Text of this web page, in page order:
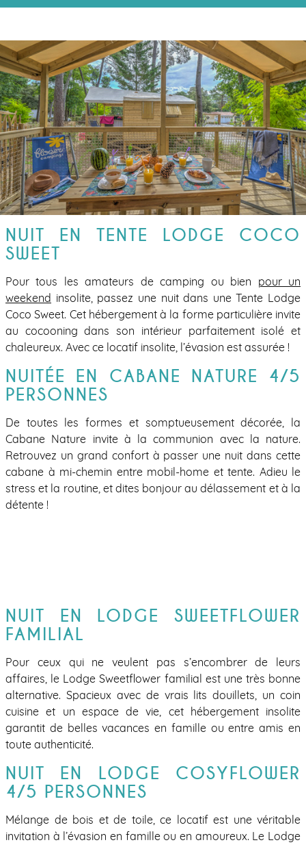
NUIT EN TENTE LODGE COCO
SWEET
Pour tous les amateurs de camping ou bien pour un
weekend
insolite, passez une nuit dans une Tente Lodge
Coco Sweet. Cet hébergement à la forme particulière invite
au cocooning dans son intérieur parfaitement isolé et
chaleureux. Avec ce locatif insolite, l’évasion est assurée !
NUITÉE EN CABANE NATURE 4/5
PERSONNES
De toutes les formes et somptueusement décorée, la
Cabane Nature invite à la communion avec la nature.
Retrouvez un grand confort à passer une nuit dans cette
cabane à mi-chemin entre mobil-home et tente. Adieu le
stress et la routine, et dites bonjour au délassement et à la
détente !
NUIT EN LODGE SWEETFLOWER
FAMILIAL
Pour ceux qui ne veulent pas s’encombrer de leurs
affaires, le Lodge Sweetflower familial est une très bonne
alternative. Spacieux avec de vrais lits douillets, un coin
cuisine et un espace de vie, cet hébergement insolite
garantit de belles vacances en famille ou entre amis en
toute authenticité.
NUIT EN LODGE COSYFLOWER
4/5 PERSONNES
Mélange de bois et de toile, ce locatif est une véritable
invitation à l’évasion en famille ou en amoureux. Le Lodge